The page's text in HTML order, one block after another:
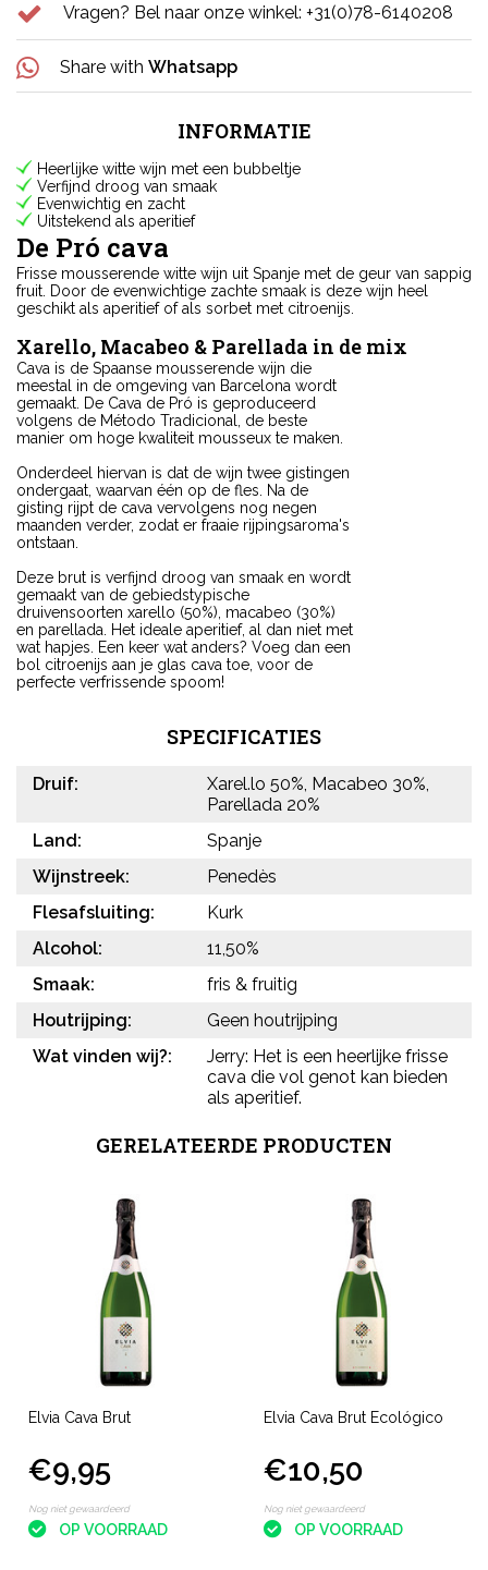
Vragen? Bel naar onze winkel: +31(0)78-6140208
Share with Whatsapp
INFORMATIE
Heerlijke witte wijn met een bubbeltje
Verfijnd droog van smaak
Evenwichtig en zacht
Uitstekend als aperitief
De Pró cava
Frisse mousserende witte wijn uit Spanje met de geur van sappig
fruit. Door de evenwichtige zachte smaak is deze wijn heel
geschikt als aperitief of als sorbet met citroenijs.
Xarello, Macabeo & Parellada in de mix
Cava is de Spaanse mousserende wijn die
meestal in de omgeving van Barcelona wordt
gemaakt. De Cava de Pró is geproduceerd
volgens de Método Tradicional, de beste
manier om hoge kwaliteit mousseux te maken.
Onderdeel hiervan is dat de wijn twee gistingen
ondergaat, waarvan één op de fles. Na de
gisting rijpt de cava vervolgens nog negen
maanden verder, zodat er fraaie rijpingsaroma's
ontstaan.
Deze brut is verfijnd droog van smaak en wordt
gemaakt van de gebiedstypische
druivensoorten xarello (50%), macabeo (30%)
en parellada. Het ideale aperitief, al dan niet met
wat hapjes. Een keer wat anders? Voeg dan een
bol citroenijs aan je glas cava toe, voor de
perfecte verfrissende spoom!
SPECIFICATIES
Druif:
Xarel.lo 50%, Macabeo 30%,
Parellada 20%
Land:
Spanje
Wijnstreek:
Penedès
Flesafsluiting:
Kurk
Alcohol:
11,50%
Smaak:
fris & fruitig
Houtrijping:
Geen houtrijping
Wat vinden wij?:
Jerry: Het is een heerlijke frisse
cava die vol genot kan bieden
als aperitief.
GERELATEERDE PRODUCTEN
Elvia Cava Brut
€9,95
Nog niet gewaardeerd
OP VOORRAAD
Elvia Cava Brut Ecológico
€10,50
Nog niet gewaardeerd
OP VOORRAAD